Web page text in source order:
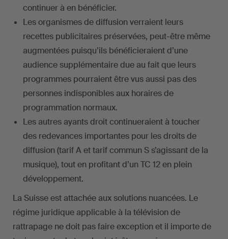
continuer à en bénéficier.
Les organismes de diffusion verraient leurs
recettes publicitaires préservées, peut-être même
augmentées puisqu’ils bénéficieraient d’une
audience supplémentaire due au fait que leurs
programmes pourraient être vus aussi pas des
personnes indisponibles aux horaires de
programmation normaux.
Les autres ayants droit continueraient à toucher
des redevances importantes pour les droits de
diffusion (tarif A et tarif commun S s’agissant de la
musique), tout en profitant d’un TC 12 en plein
développement.
La Suisse est attachée aux solutions nuancées. Le
régime juridique applicable à la télévision de
rattrapage ne doit pas faire exception et il importe de